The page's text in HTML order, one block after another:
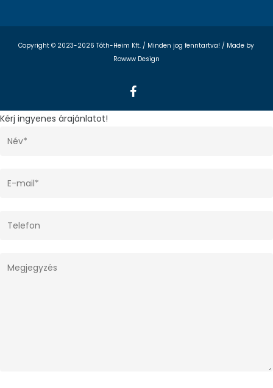
Copyright © 2023-2026 Tóth-Heim Kft. / Minden jog fenntartva! / Made by
Rowww Design
facebook
Kérj ingyenes árajánlatot!